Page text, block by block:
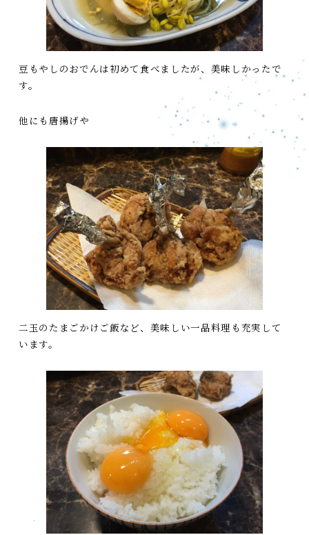
豆もやしのおでんは初めて食べましたが、美味しかったで
す。
他にも唐揚げや
二玉のたまごかけご飯など、美味しい一品料理も充実して
います。